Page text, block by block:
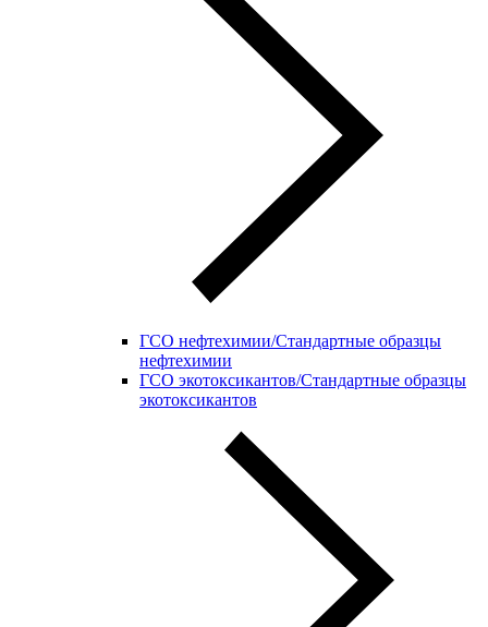
ГСО нефтехимии/Стандартные образцы
нефтехимии
ГСО экотоксикантов/Стандартные образцы
экотоксикантов